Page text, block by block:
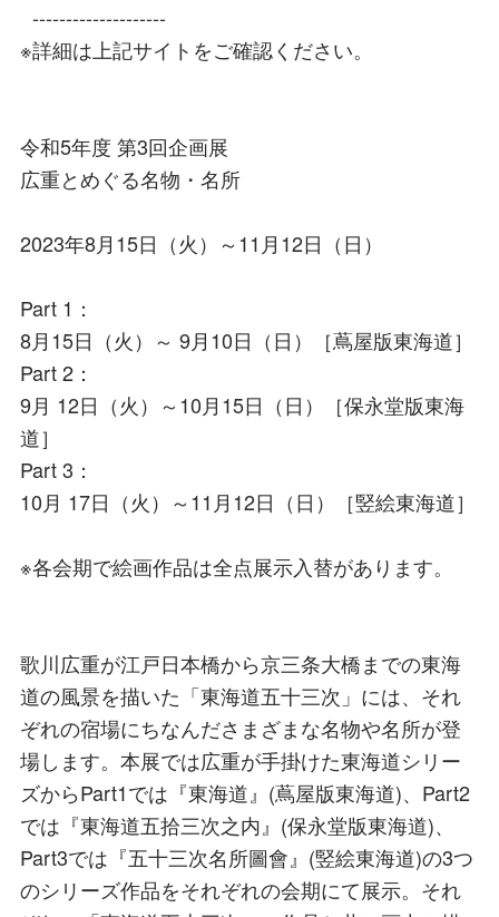
--------------------
※詳細は上記サイトをご確認ください。
令和5年度 第3回企画展
広重とめぐる名物・名所
2023年8月15日（火）～11月12日（日）
Part 1：
8月15日（火）～ 9月10日（日）［蔦屋版東海道］
Part 2：
9月 12日（火）～10月15日（日）［保永堂版東海
道］
Part 3：
10月 17日（火）～11月12日（日）［竪絵東海道］
※各会期で絵画作品は全点展示入替があります。
歌川広重が江戸日本橋から京三条大橋までの東海
道の風景を描いた「東海道五十三次」には、それ
ぞれの宿場にちなんださまざまな名物や名所が登
場します。本展では広重が手掛けた東海道シリー
ズからPart1では『東海道』(蔦屋版東海道)、Part2
では『東海道五拾三次之内』(保永堂版東海道)、
Part3では『五十三次名所圖會』(竪絵東海道)の3つ
のシリーズ作品をそれぞれの会期にて展示。それ